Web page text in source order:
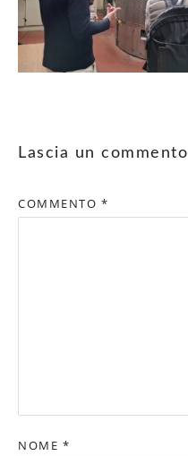
Lascia un commento
COMMENTO *
NOME *